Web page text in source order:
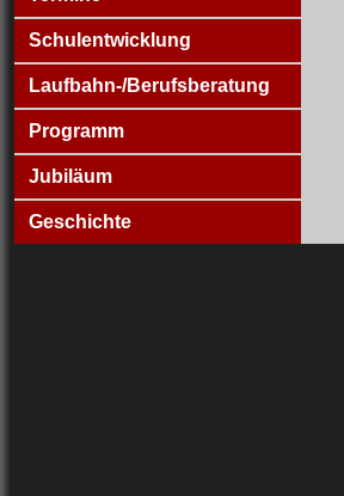
Schulentwicklung
Laufbahn-/Berufsberatung
Programm
Jubiläum
Geschichte